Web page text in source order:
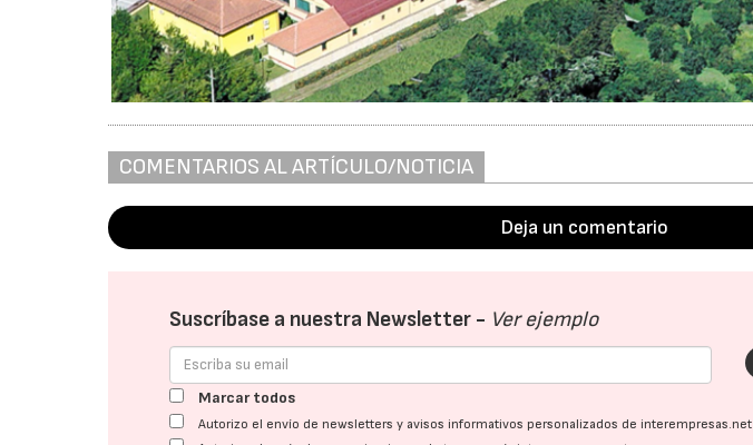
COMENTARIOS AL ARTÍCULO/NOTICIA
Deja un comentario
Suscríbase a nuestra Newsletter - Ver ejemplo
Marcar todos
Autorizo el envío de newsletters y avisos informativos personalizados de interempresas.net